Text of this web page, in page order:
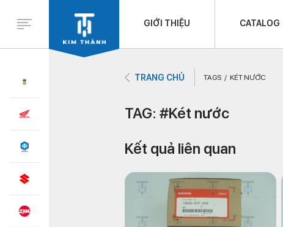
GIỚI THIỆU CATALOG
TRANG CHỦ TAGS KÉT NƯỚC
TAG: #Két nước
Kết quả liên quan